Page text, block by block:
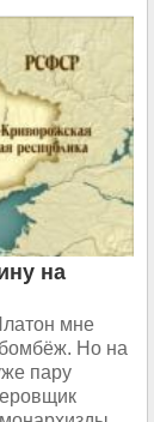
на
мне
бомбёж. Но на
пару